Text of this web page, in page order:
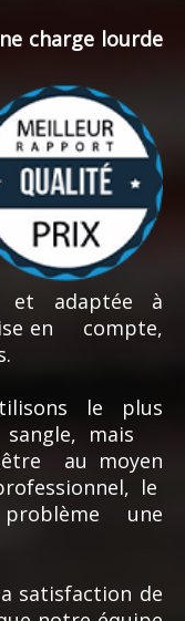
charge lourde
et adaptée à
en compte,
le plus
sangle, mais
au moyen
le
une
satisfaction de